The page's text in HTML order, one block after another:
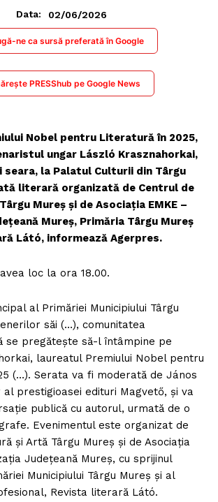
Data:
02/06/2026
ne ca sursă preferată în Google
PRESShub pe Google News
Nobel pentru Literatură în 2025,
ungar László Krasznahorkai,
la Palatul Culturii din Târgu
literară organizată de Centrul de
Mureş şi de Asociaţia EMKE –
Mureş, Primăria Târgu Mureş
Látó, informează Agerpres.
loc la ora 18.00.
al Primăriei Municipiului Târgu
săi (…), comunitatea
se pregăteşte să-l întâmpine pe
laureatul Premiului Nobel pentru
(…). Serata va fi moderată de János
prestigioasei edituri Magvető, şi va
publică cu autorul, urmată de o
Evenimentul este organizat de
şi Artă Târgu Mureş şi de Asociaţia
Judeţeană Mureş, cu sprijinul
Municipiului Târgu Mureş şi al
Revista literară Látó.